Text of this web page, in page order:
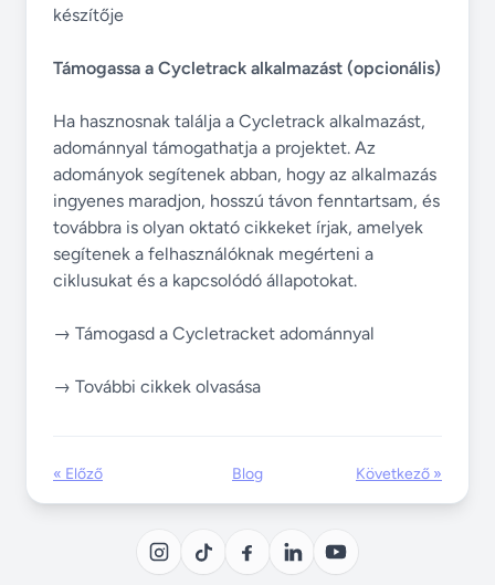
készítője
Támogassa a Cycletrack alkalmazást (opcionális)
Ha hasznosnak találja a Cycletrack alkalmazást,
adománnyal támogathatja a projektet. Az
adományok segítenek abban, hogy az alkalmazás
ingyenes maradjon, hosszú távon fenntartsam, és
továbbra is olyan oktató cikkeket írjak, amelyek
segítenek a felhasználóknak megérteni a
ciklusukat és a kapcsolódó állapotokat.
→ Támogasd a Cycletracket adománnyal
→ További cikkek olvasása
« Előző Blog Következő »